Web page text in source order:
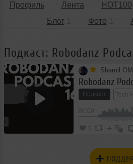
Профиль Лента HOT100
Блог
Фото
Подкаст: Robodanz
Shamil ОМ
Robodanz
Подкаст Tech
9